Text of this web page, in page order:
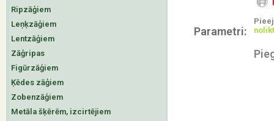
Ripzāģiem
Leņķzāģiem
Lentzāģiem
Zāģripas
Figūrzāģiem
Ķēdes zāģiem
Zobenzāģiem
Metāla šķērēm, izcirtējiem
Parametri: